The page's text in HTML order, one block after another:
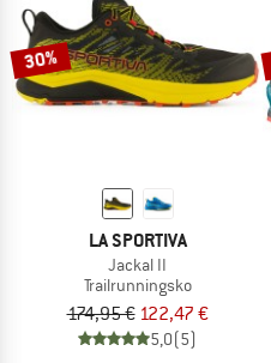
30%
LA SPORTIVA
Jackal II
Trailrunningsko
174,95 € 122,47 €
5,0(5)